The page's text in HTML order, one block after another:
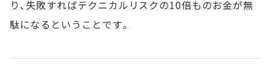
り、失敗すればテクニカルリスクの10倍ものお金が無
駄になるということです。